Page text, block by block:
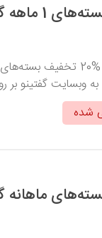
وبسایت گفتینو
شده